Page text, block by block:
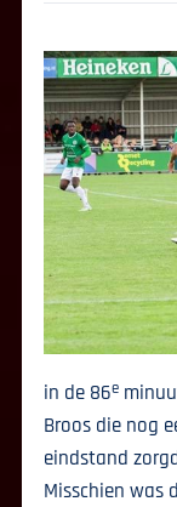
in de 86e
Broos die nog
eindstand
Misschien was